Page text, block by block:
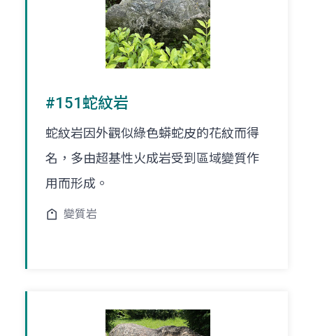
#151蛇紋岩
蛇紋岩因外觀似綠色蟒蛇皮的花紋而得
名，多由超基性火成岩受到區域變質作
用而形成。
變質岩